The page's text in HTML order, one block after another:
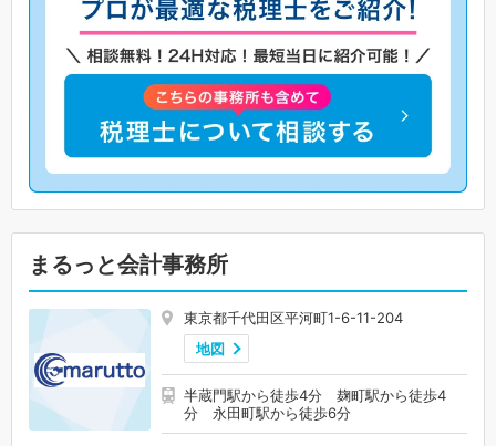
まるっと会計事務所
東京都千代田区平河町1-6-11-204
地図
半蔵門駅から徒歩4分 麹町駅から徒歩4
分 永田町駅から徒歩6分